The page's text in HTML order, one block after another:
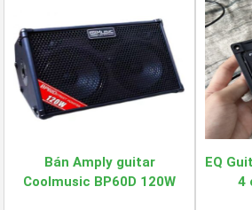
Bán Amply guitar
Coolmusic BP60D 120W
EQ
4